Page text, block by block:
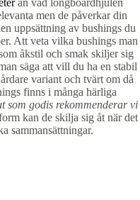
än vad longboardhjulen
men de påverkar din
uppsättning av bushings du
Att veta vilka bushings man
åkstil och smak skiljer sig
säga att vill du ha en stabil
variant och tvärt om då
finns i många härliga
som godis rekommenderar vi
kan de skilja sig åt när det
sammansättningar.